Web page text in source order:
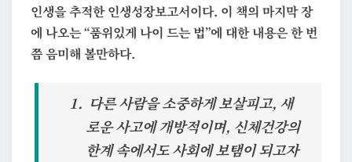
인생을 추적한 인생성장보고서이다. 이 책의 마지막 장
에 나오는 “품위있게 나이 드는 법”에 대한 내용은 한 번
쯤 음미해 볼만하다.
다른 사람을 소중하게 보살피고, 새
로운 사고에 개방적이며, 신체건강의
한계 속에서도 사회에 보탬이 되고자